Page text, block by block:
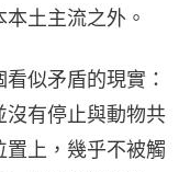
土主流之外。
似矛盾的現實：
沒有停止與動物共
上，幾乎不被觸